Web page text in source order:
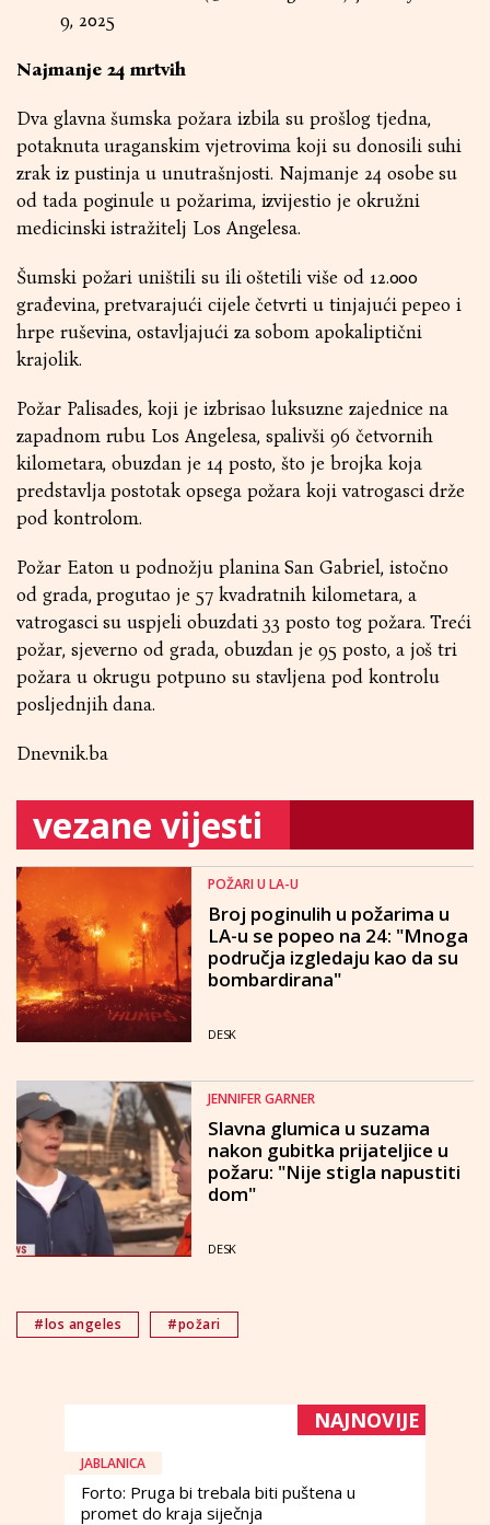
9, 2025
Najmanje 24 mrtvih
Dva glavna šumska požara izbila su prošlog tjedna,
potaknuta uraganskim vjetrovima koji su donosili suhi
zrak iz pustinja u unutrašnjosti. Najmanje 24 osobe su
od tada poginule u požarima, izvijestio je okružni
medicinski istražitelj Los Angelesa.
Šumski požari uništili su ili oštetili više od 12.000
građevina, pretvarajući cijele četvrti u tinjajući pepeo i
hrpe ruševina, ostavljajući za sobom apokaliptični
krajolik.
Požar Palisades, koji je izbrisao luksuzne zajednice na
zapadnom rubu Los Angelesa, spalivši 96 četvornih
kilometara, obuzdan je 14 posto, što je brojka koja
predstavlja postotak opsega požara koji vatrogasci drže
pod kontrolom.
Požar Eaton u podnožju planina San Gabriel, istočno
od grada, progutao je 57 kvadratnih kilometara, a
vatrogasci su uspjeli obuzdati 33 posto tog požara. Treći
požar, sjeverno od grada, obuzdan je 95 posto, a još tri
požara u okrugu potpuno su stavljena pod kontrolu
posljednjih dana.
Dnevnik.ba
vezane vijesti
POŽARI U LA-U
Broj poginulih u požarima u
LA-u se popeo na 24: "Mnoga
područja izgledaju kao da su
bombardirana"
DESK
JENNIFER GARNER
Slavna glumica u suzama
nakon gubitka prijateljice u
požaru: "Nije stigla napustiti
dom"
DESK
#los angeles #požari
NAJNOVIJE
JABLANICA
Forto: Pruga bi trebala biti puštena u
promet do kraja siječnja